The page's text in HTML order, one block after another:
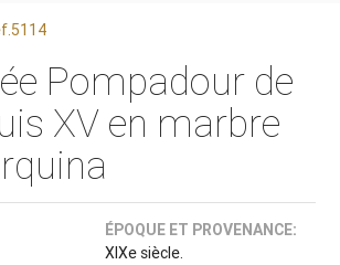
Pompadour de
XV en marbre
ÉPOQUE ET PROVENANCE:
XIXe siècle.